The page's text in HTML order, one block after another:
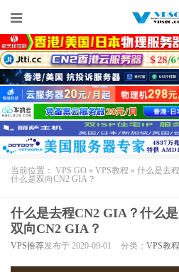
当前位置： VPS GO » VPS教程 » 什么是去
什么是双向CN2 GIA？
什么是去程CN2 GIA？什么
双向CN2 GIA？
VPS推荐发布于 2020-09-01 分类： VPS教程